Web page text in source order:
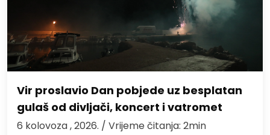
Vir proslavio Dan pobjede uz besplatan
gulaš od divljači, koncert i vatromet
6 kolovoza , 2026. / Vrijeme čitanja: 2min